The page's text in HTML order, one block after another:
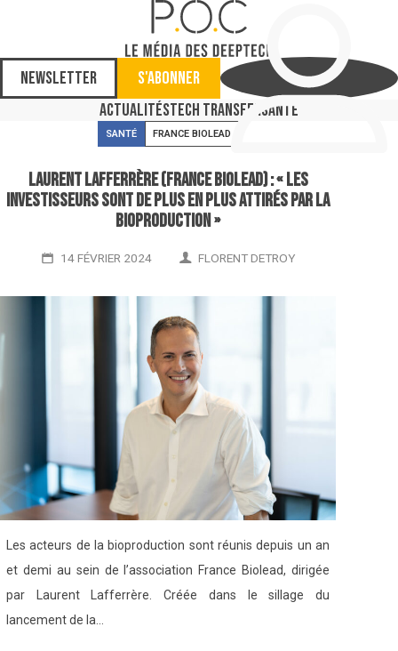
Newsletter
S'abonner
ActualitésTech TransferSanté
SANTÉ FRANCE BIOLEAD
Laurent Lafferrère (France Biolead) : « les
investisseurs sont de plus en plus attirés par la
bioproduction »
14 FÉVRIER 2024 FLORENT DETROY
Les acteurs de la bioproduction sont réunis depuis un an
et demi au sein de l’association France Biolead, dirigée
par Laurent Lafferrère. Créée dans le sillage du
lancement de la…